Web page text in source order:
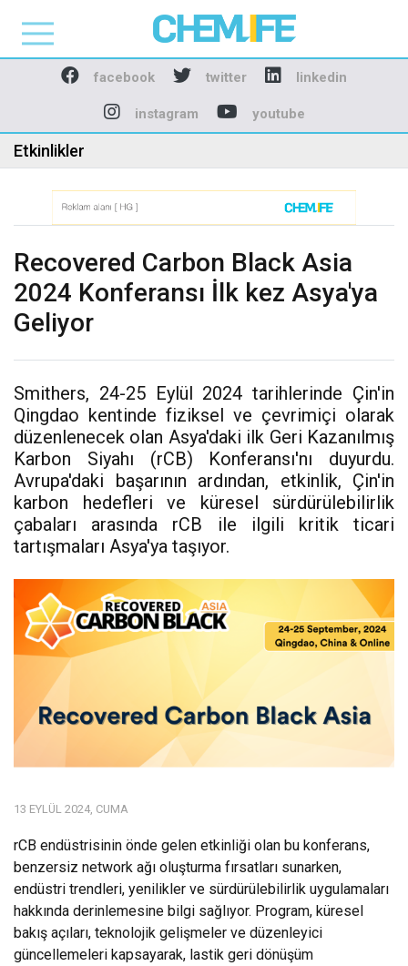
Chemlife - Basılı ve
facebook twitter linkedin
instagram youtube
Etkinlikler
Recovered Carbon Black Asia
2024 Konferansı İlk kez Asya'ya
Geliyor
Smithers, 24-25 Eylül 2024 tarihlerinde Çin'in
Qingdao kentinde fiziksel ve çevrimiçi olarak
düzenlenecek olan Asya'daki ilk Geri Kazanılmış
Karbon Siyahı (rCB) Konferansı'nı duyurdu.
Avrupa'daki başarının ardından, etkinlik, Çin'in
karbon hedefleri ve küresel sürdürülebilirlik
çabaları arasında rCB ile ilgili kritik ticari
tartışmaları Asya'ya taşıyor.
13 EYLÜL 2024, CUMA
rCB endüstrisinin önde gelen etkinliği olan bu konferans,
benzersiz network ağı oluşturma fırsatları sunarken,
endüstri trendleri, yenilikler ve sürdürülebilirlik uygulamaları
hakkında derinlemesine bilgi sağlıyor. Program, küresel
bakış açıları, teknolojik gelişmeler ve düzenleyici
güncellemeleri kapsayarak, lastik geri dönüşüm